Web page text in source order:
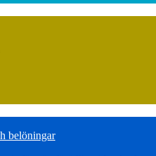
belöningar